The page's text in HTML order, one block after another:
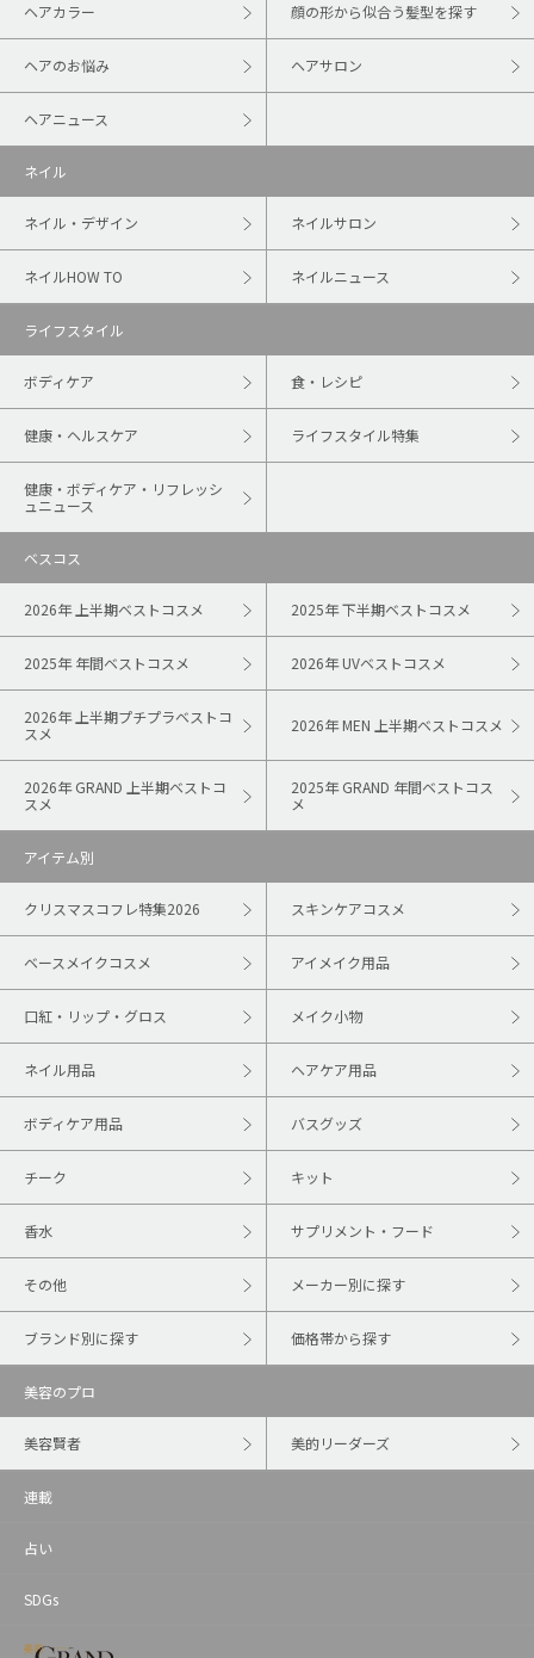
ヘアカラー 顔の形から似合う髪型を探す
ヘアのお悩み ヘアサロン
ヘアニュース
ネイル
ネイル・デザイン ネイルサロン
ネイルHOW TO ネイルニュース
ライフスタイル
ボディケア 食・レシピ
健康・ヘルスケア ライフスタイル特集
健康・ボディケア・リフレッシ
ュニュース
ベスコス
2026年 上半期ベストコスメ 2025年 下半期ベストコスメ
2025年 年間ベストコスメ 2026年 UVベストコスメ
2026年 上半期プチプラベストコ
スメ
2026年 MEN 上半期ベストコスメ
2026年 GRAND 上半期ベストコ
スメ
2025年 GRAND 年間ベストコス
メ
アイテム別
クリスマスコフレ特集2026 スキンケアコスメ
ベースメイクコスメ アイメイク用品
口紅・リップ・グロス メイク小物
ネイル用品 ヘアケア用品
ボディケア用品 バスグッズ
チーク キット
香水 サプリメント・フード
その他 メーカー別に探す
ブランド別に探す 価格帯から探す
美容のプロ
美容賢者 美的リーダーズ
連載
占い
SDGs